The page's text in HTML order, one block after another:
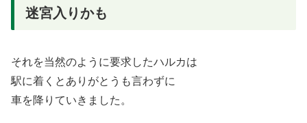
迷宮入りかも
それを当然のように要求したハルカは
駅に着くとありがとうも言わずに
車を降りていきました。